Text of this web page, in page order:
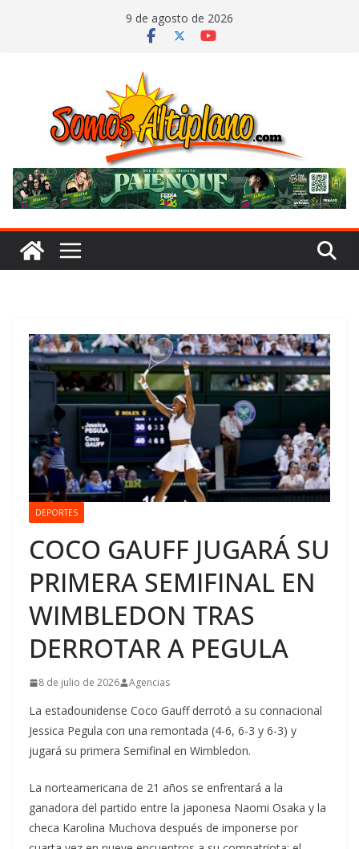
9 de agosto de 2026
DEPORTES
COCO GAUFF JUGARÁ SU
PRIMERA SEMIFINAL EN
WIMBLEDON TRAS
DERROTAR A PEGULA
8 de julio de 2026 Agencias
La estadounidense Coco Gauff derrotó a su connacional
Jessica Pegula con una remontada (4-6, 6-3 y 6-3) y
jugará su primera Semifinal en Wimbledon.
La norteamericana de 21 años se enfrentará a la
ganadora del partido entre la japonesa Naomi Osaka y la
checa Karolina Muchova después de imponerse por